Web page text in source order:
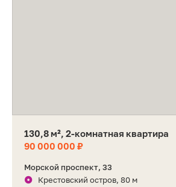
130,8 м², 2-комнатная квартира
90 000 000 ₽
Морской проспект, 33
Крестовский остров, 80 м